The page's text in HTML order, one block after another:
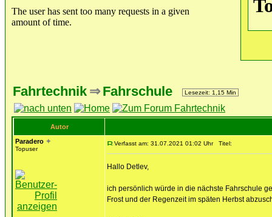
Fahrtechnik ⇒ Fahrschule Lesezeit: 1,15 Min
Autor
Paradero ✦
Topuser
Verfasst am: 31.07.2021 01:02 Uhr Titel:
Hallo Detlev,
ich persönlich würde in die nächste Fahrschule
Frost und der Regenzeit im späten Herbst